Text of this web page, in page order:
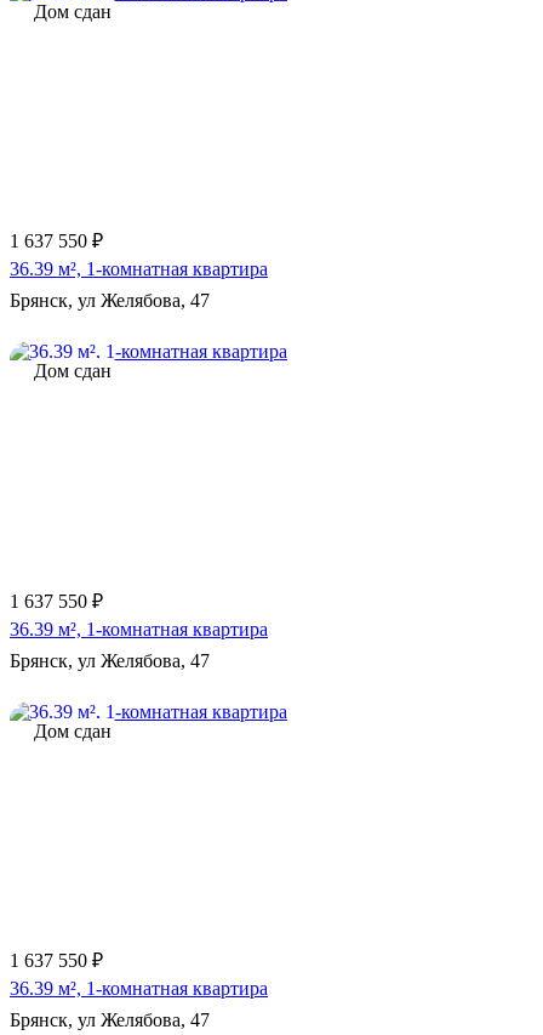
Дом сдан
1 637 550 ₽
36.39 м², 1-комнатная квартира
Брянск, ул Желябова, 47
Дом сдан
1 637 550 ₽
36.39 м², 1-комнатная квартира
Брянск, ул Желябова, 47
Дом сдан
1 637 550 ₽
36.39 м², 1-комнатная квартира
Брянск, ул Желябова, 47